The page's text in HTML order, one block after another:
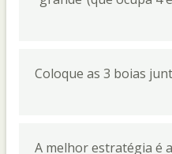
Coloque as 3 boias
A melhor estratégia é